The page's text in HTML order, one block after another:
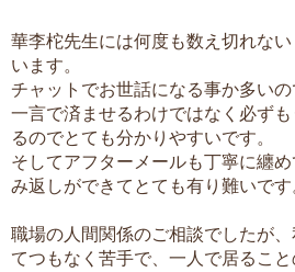
華李柁先生には何度も数え切れな
います。
チャットでお世話になる事か多い
一言で済ませるわけではなく必ず
るのでとても分かりやすいです。
そしてアフターメールも丁寧に纏
み返しができてとても有り難いです
職場の人間関係のご相談でしたが
てつもなく苦手で、一人で居ること